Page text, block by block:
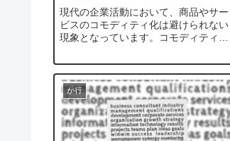
現代の企業活動において、商品やサー
ビスのコモディティ化は避けられない
現象となっています。コモディティ化
が似通っており、生産者に関わらず商
品価値が同様になり、差別化が難しい
状態を指します。このブログでは、コ
モ...
か行